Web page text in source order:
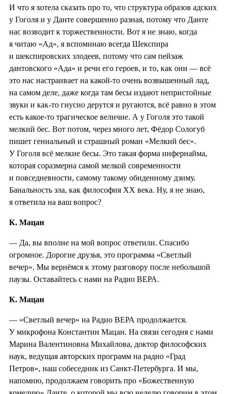
И что я хотела сказать про то, что структура образов адских
у Гоголя и у Данте совершенно разная, потому что Данте
нас возводит к торжественности. Вот я не знаю, когда
я читаю «Ад», я вспоминаю всегда Шекспира
и шекспировских злодеев, потому что сам пейзаж
дантовского «Ада» и речи его героев, и то, как они — всё
это нас настраивает на какой-то очень возвышенный лад,
на самом деле, даже когда там бесы издают непристойные
звуки и как-то гнусно дерутся и ругаются, всё равно в этом
есть какое-то трагическое величие. А у Гоголя это такой
мелкий бес. Вот потом, через много лет, Фёдор Сологуб
пишет гениальный и страшный роман «Мелкий бес».
У Гоголя всё мелкие бесы. Это такая форма инфернайма,
которая соразмерна самой мелкой современности
и повседневности, самому такому обиденному дзиму.
Банальность зла, как философия XX века. Ну, я не знаю,
я ответила на ваш вопрос?
К. Мацан
— Да, вы вполне на мой вопрос ответили. Спасибо
огромное. Дорогие друзья, это программа «Светлый
вечер». Мы вернёмся к этому разговору после небольшой
паузы. Оставайтесь с нами на Радио ВЕРА.
К. Мацан
— «Светлый вечер» на Радио ВЕРА продолжается.
У микрофона Константин Мацан. На связи сегодня с нами
Марина Валентиновна Михайлова, доктор философских
наук, ведущая авторских программ на радио «Град
Петров», наш собеседник из Санкт-Петербурга. И мы,
напомню, продолжаем говорить про «Божественную